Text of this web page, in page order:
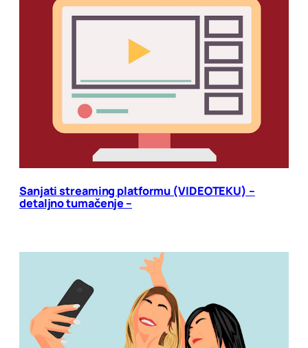
Sanjati streaming platformu (VIDEOTEKU) –
detaljno tumačenje –